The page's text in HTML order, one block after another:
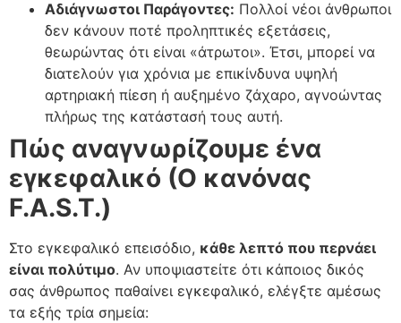
Αδιάγνωστοι Παράγοντες: Πολλοί νέοι άνθρωποι
δεν κάνουν ποτέ προληπτικές εξετάσεις,
θεωρώντας ότι είναι «άτρωτοι». Έτσι, μπορεί να
διατελούν για χρόνια με επικίνδυνα υψηλή
αρτηριακή πίεση ή αυξημένο ζάχαρο, αγνοώντας
πλήρως της κατάστασή τους αυτή.
Πώς αναγνωρίζουμε ένα
εγκεφαλικό (Ο κανόνας
F.A.S.T.)
Στο εγκεφαλικό επεισόδιο, κάθε λεπτό που περνάει
είναι πολύτιμο. Αν υποψιαστείτε ότι κάποιος δικός
σας άνθρωπος παθαίνει εγκεφαλικό, ελέγξτε αμέσως
τα εξής τρία σημεία: